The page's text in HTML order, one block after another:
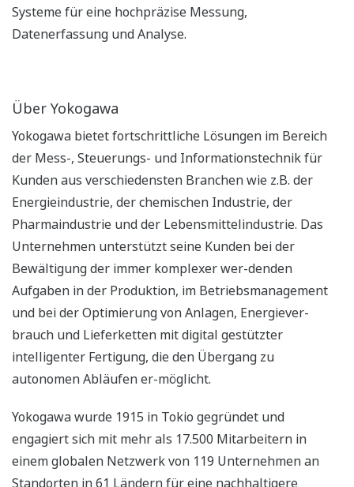
Systeme für eine hochpräzise Messung,
Datenerfassung und Analyse.
Über Yokogawa
Yokogawa bietet fortschrittliche Lösungen im Bereich
der Mess-, Steuerungs- und Informationstechnik für
Kunden aus verschiedensten Branchen wie z.B. der
Energieindustrie, der chemischen Industrie, der
Pharmaindustrie und der Lebensmittelindustrie. Das
Unternehmen unterstützt seine Kunden bei der
Bewältigung der immer komplexer wer-denden
Aufgaben in der Produktion, im Betriebsmanagement
und bei der Optimierung von Anlagen, Energiever-
brauch und Lieferketten mit digital gestützter
intelligenter Fertigung, die den Übergang zu
autonomen Abläufen er-möglicht.
Yokogawa wurde 1915 in Tokio gegründet und
engagiert sich mit mehr als 17.500 Mitarbeitern in
einem globalen Netzwerk von 119 Unternehmen an
Standorten in 61 Ländern für eine nachhaltigere